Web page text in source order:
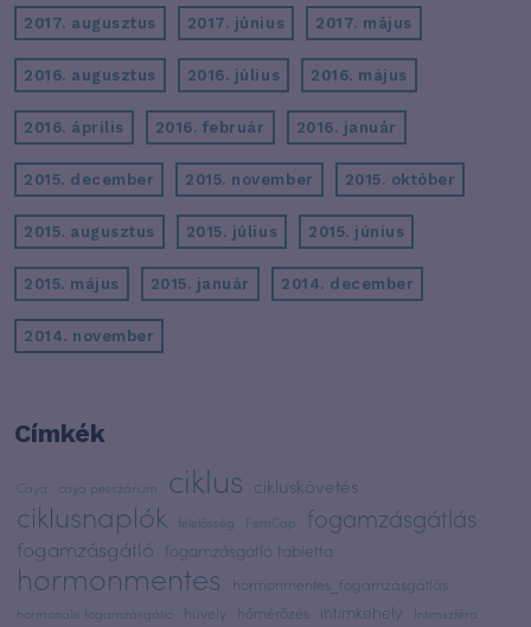
2017. augusztus 2017. június 2017. május
2016. augusztus 2016. július 2016. május
2016. április 2016. február 2016. január
2015. december 2015. november 2015. október
2015. augusztus 2015. július 2015. június
2015. május 2015. január 2014. december
2014. november
Címkék
Caya caya pesszárium ciklus cikluskövetés
ciklusnaplók felelősség FemCap fogamzásgátlás
fogamzásgátló fogamzásgátló tabletta
hormonmentes hormonmentes_fogamzásgátlás
hormonális fogamzásgátló hüvely hőmérőzés intimkehely
Intimszféra